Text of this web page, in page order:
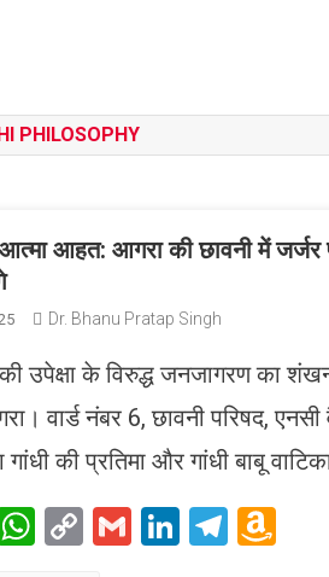
PHILOSOPHY
आहत: आगरा की छावनी में जर्जर
Dr. Bhanu Pratap Singh
की उपेक्षा के विरुद्ध जनजागरण
वार्ड नंबर 6, छावनी परिषद,
गांधी की प्रतिमा और गांधी बाबू
WhatsApp
CopyGmailLinkedIn